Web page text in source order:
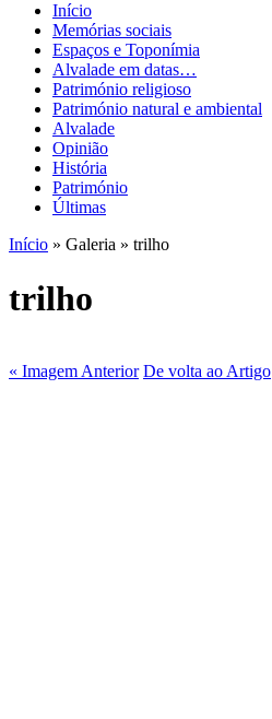
Início
Memórias sociais
Espaços e Toponímia
Alvalade em datas…
Património religioso
Património natural e ambiental
Alvalade
Opinião
História
Património
Últimas
Início » Galeria » trilho
trilho
« Imagem Anterior De volta ao Artigo